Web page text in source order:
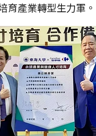
育產業轉型生力軍。